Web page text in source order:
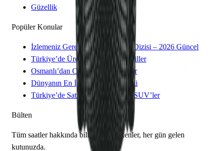
Güzellik
Popüler Konular
İzlemeniz Gereken 15 Yeni Kore Dizisi – 2026 Güncel
Türkiye’de Üretilen Yerli Otomobiller
Osmanlı’dan Cumhuriyet’e Saatler
Dünyanın En İyi 8 Kayak Merkezi
Türkiye’de Satılan Elektrikli 4×4 SUV’ler
Bülten
Tüm saatler hakkında bilmeniz gerekenler, her gün gelen
kutunuzda.